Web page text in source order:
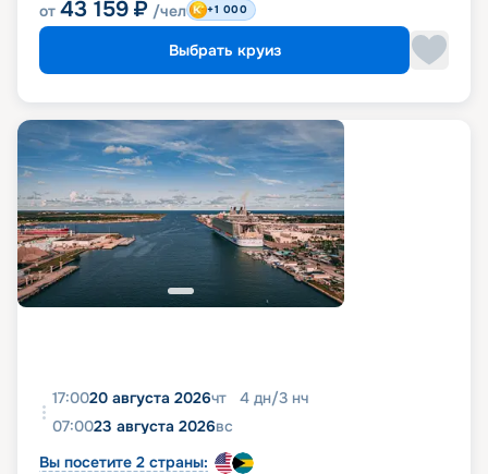
от 43 159 ₽ /чел +1 000
Выбрать круиз
17:0020 августа 2026чт 4 дн/3 нч
07:0023 августа 2026вс
Вы посетите 2 страны: